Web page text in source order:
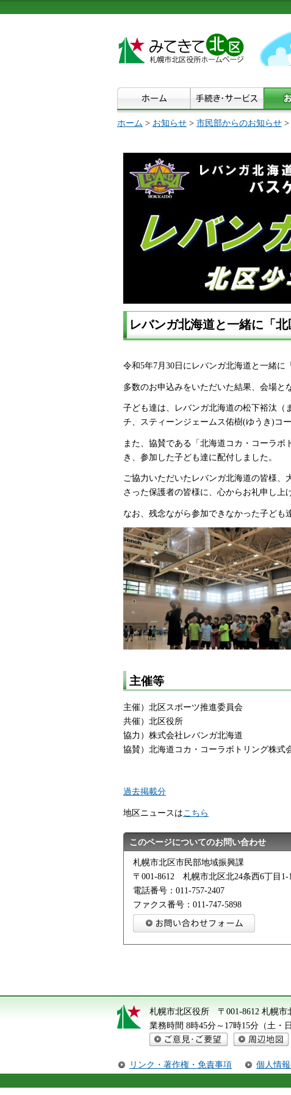
ホーム > お知らせ > 市民部からのお知らせ >
レバンガ北海道と一緒に「
令和5年7月30日にレバンガ北海道と一緒に
多数のお申込みをいただいた結果、会場と
子ども達は、レバンガ北海道の松下裕汰（
チ、スティーンジェームス佑樹(ゆうき)コ
また、協賛である「北海道コカ・コーラ
き、参加した子ども達に配付しました。
ご協力いただいたレバンガ北海道の皆様
さった保護者の皆様に、心からお礼申し上
なお、残念ながら参加できなかった子ども
主催等
主催）北区スポーツ推進委員会
共催）北区役所
協力）株式会社レバンガ北海道
協賛）北海道コカ・コーラボトリング株式
過去掲載分
地区ニュースはこちら
このページについてのお問い合わせ
札幌市北区市民部地域振興課
〒001-8612 札幌市北区北24条西6丁目1-1
電話番号：011-757-2407
ファクス番号：011-747-5898
札幌市北区役所 〒001-8612 札幌市
業務時間 8時45分～17時15分（土・
ご意見・ご要望
周辺地図
リンク・著作権・免責事項 個人情